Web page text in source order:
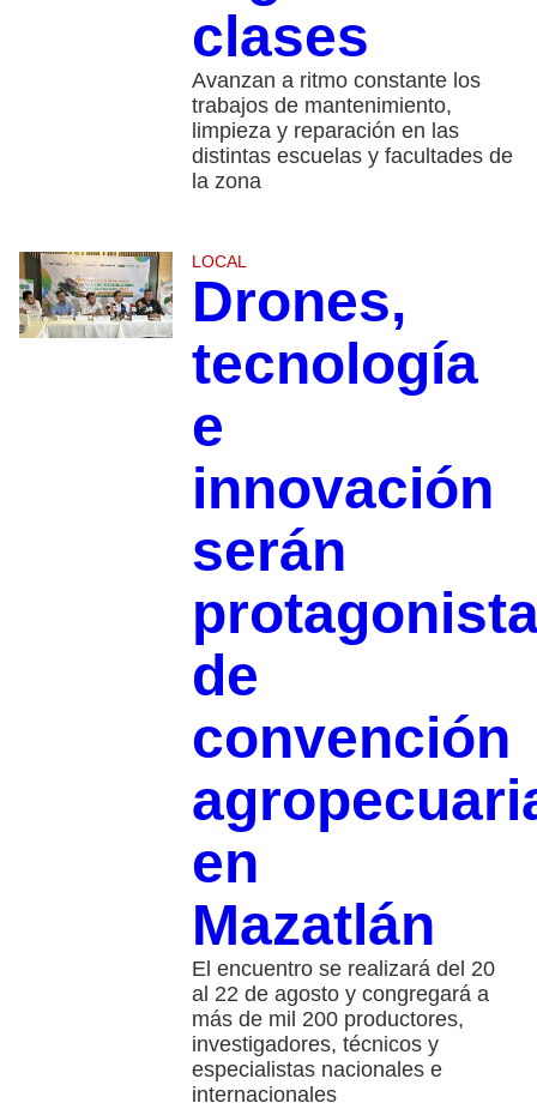
clases
​Avanzan a ritmo constante los
trabajos de mantenimiento,
limpieza y reparación en las
distintas escuelas y facultades de
la zona
LOCAL
Drones,
tecnología
e
innovación
serán
de
convención
en
Mazatlán
El encuentro se realizará del 20
al 22 de agosto y congregará a
más de mil 200 productores,
investigadores, técnicos y
especialistas nacionales e
internacionales